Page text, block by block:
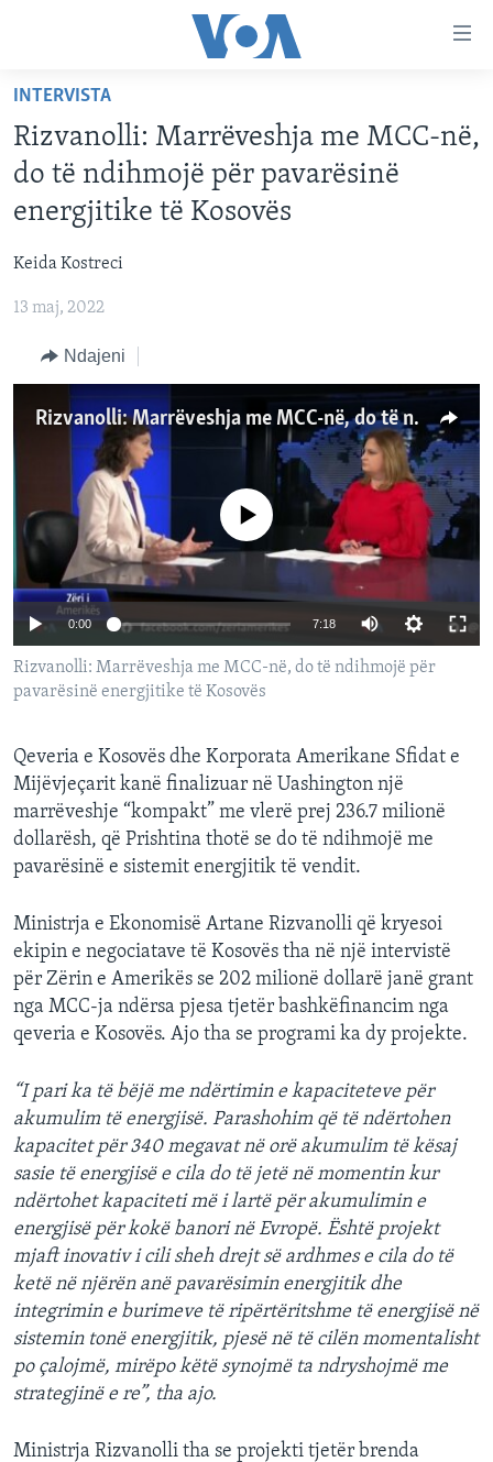
faqen
kryesore
Kalo
tek
faqja
Kalo
tek
kërkimi
FAQJA KRYESORE
KATEGORITË
AMERIKA
BOTA
MJEDISI
SHKENCË DHE TEKNOLOGJI
SHËNDETËSI
INTERVISTA
DITARI
Learning English
FOLLOW US
Gjuhët
INTERVISTA
Rizvanolli: Marrëveshja me MCC-në,
do të ndihmojë për pavarësinë
energjitike të Kosovës
Keida Kostreci
13 maj, 2022
Ndajeni
Rizvanolli: Marrëveshja me MCC-në, do të ndihmojë për pavarësinë energjitike të Kosovës
No media source currently available
0:00 7:18
Rizvanolli: Marrëveshja me MCC-në, do të ndihmojë për
pavarësinë energjitike të Kosovës
Qeveria e Kosovës dhe Korporata Amerikane Sfidat e
Mijëvjeçarit kanë finalizuar në Uashington një
marrëveshje “kompakt” me vlerë prej 236.7 milionë
dollarësh, që Prishtina thotë se do të ndihmojë me
pavarësinë e sistemit energjitik të vendit.
Ministrja e Ekonomisë Artane Rizvanolli që kryesoi
ekipin e negociatave të Kosovës tha në një intervistë
për Zërin e Amerikës se 202 milionë dollarë janë grant
nga MCC-ja ndërsa pjesa tjetër bashkëfinancim nga
qeveria e Kosovës. Ajo tha se programi ka dy projekte.
“I pari ka të bëjë me ndërtimin e kapaciteteve për
akumulim të energjisë. Parashohim që të ndërtohen
kapacitet për 340 megavat në orë akumulim të kësaj
sasie të energjisë e cila do të jetë në momentin kur
ndërtohet kapaciteti më i lartë për akumulimin e
energjisë për kokë banori në Evropë. Është projekt
mjaft inovativ i cili sheh drejt së ardhmes e cila do të
ketë në njërën anë pavarësimin energjitik dhe
integrimin e burimeve të ripërtëritshme të energjisë në
sistemin tonë energjitik, pjesë në të cilën momentalisht
po çalojmë, mirëpo këtë synojmë ta ndryshojmë me
strategjinë e re”, tha ajo.
Ministrja Rizvanolli tha se projekti tjetër brenda